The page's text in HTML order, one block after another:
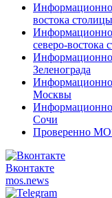
востока столицы
северо-востока
Зеленограда
Москвы
Сочи
Проверенно
Вконтакте
mos.news